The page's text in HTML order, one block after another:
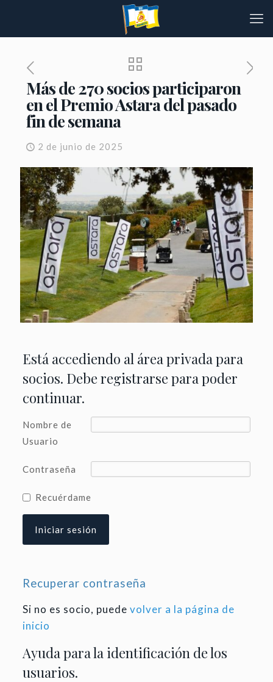
Más de 270 socios participaron
en el Premio Astara del pasado
fin de semana
2 de junio de 2025
Está accediendo al área privada para
socios. Debe registrarse para poder
continuar.
Nombre de
Usuario
Contraseña
Recuérdame
Recuperar contraseña
Si no es socio, puede volver a la página de
inicio
Ayuda para la identificación de los
usuarios.